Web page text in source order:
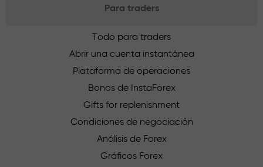
Para traders
Todo para traders
Abrir una cuenta instantánea
Plataforma de operaciones
Bonos de InstaForex
Gifts for replenishment
Condiciones de negociación
Análisis de Forex
Gráficos Forex